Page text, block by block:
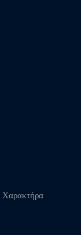
Χαρακτήρα